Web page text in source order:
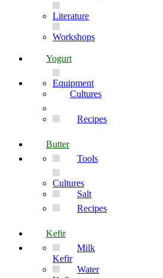
Literature
Workshops
Yogurt
Equipment
Cultures
Recipes
Butter
Tools
Cultures
Salt
Recipes
Kefir
Milk
Kefir
Water